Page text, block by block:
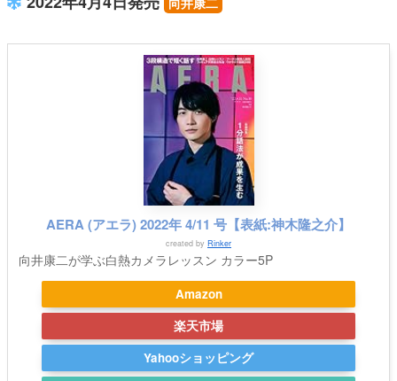
AERA (アエラ) 2022年 4/11 号【表紙:神木隆之介】
created by Rinker
向井康二が学ぶ白熱カメラレッスン カラー5P
Amazon
楽天市場
Yahooショッピング